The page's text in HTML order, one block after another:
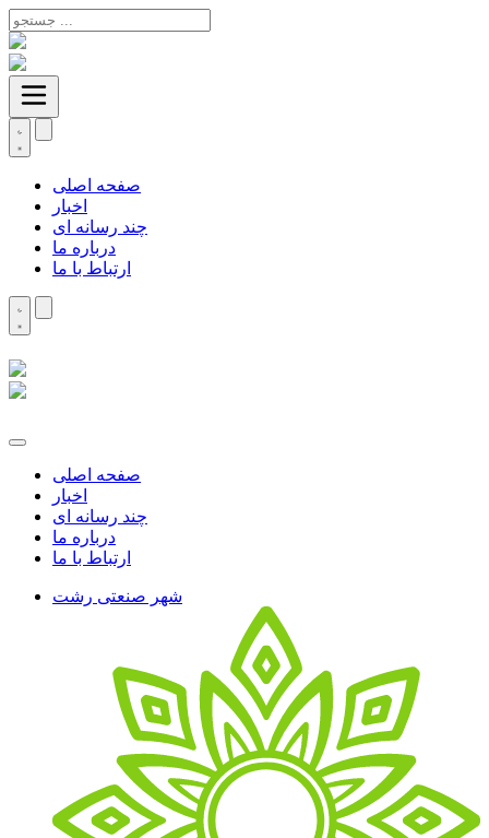
صفحه اصلی
اخبار
چند رسانه ای
درباره ما
ارتباط با ما
صفحه اصلی
اخبار
چند رسانه ای
درباره ما
ارتباط با ما
شهر صنعتی رشت